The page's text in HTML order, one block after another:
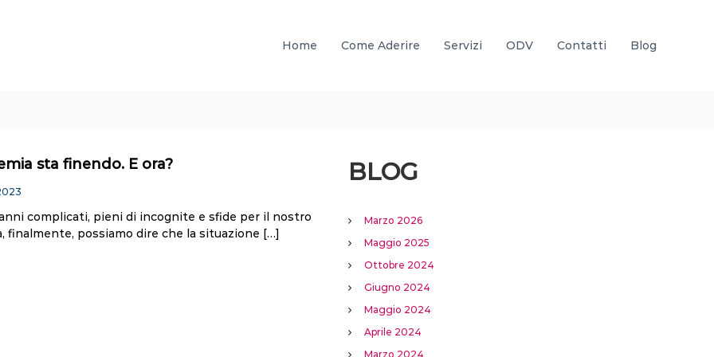
Home Come Aderire Servizi ODV Contatti Blog
sta finendo. E ora?
complicati, pieni di incognite e sfide per il nostro
finalmente, possiamo dire che la situazione […]
BLOG
Marzo 2026
Maggio 2025
Ottobre 2024
Giugno 2024
Maggio 2024
Aprile 2024
Marzo 2024